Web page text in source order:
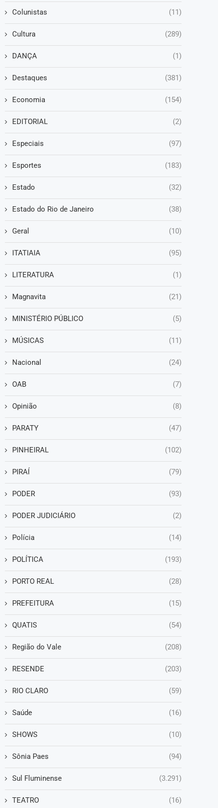
Colunistas (11)
Cultura (289)
DANÇA (1)
Destaques (381)
Economia (154)
EDITORIAL (2)
Especiais (97)
Esportes (183)
Estado (32)
Estado do Rio de Janeiro (38)
Geral (10)
ITATIAIA (95)
LITERATURA (1)
Magnavita (21)
MINISTÉRIO PÚBLICO (5)
MÚSICAS (11)
Nacional (24)
OAB (7)
Opinião (8)
PARATY (47)
PINHEIRAL (102)
PIRAÍ (79)
PODER (93)
PODER JUDICIÁRIO (2)
Polícia (14)
POLÍTICA (193)
PORTO REAL (28)
PREFEITURA (15)
QUATIS (54)
Região do Vale (208)
RESENDE (203)
RIO CLARO (59)
Saúde (16)
SHOWS (10)
Sônia Paes (94)
Sul Fluminense (3.291)
TEATRO (16)